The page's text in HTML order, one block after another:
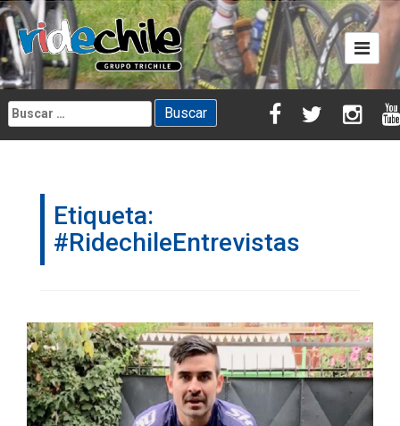
Skip
to
content
Buscar:
Etiqueta:
#RidechileEntrevistas